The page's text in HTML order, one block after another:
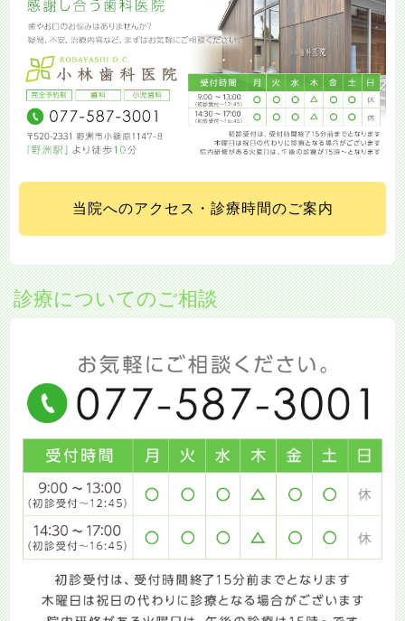
当院へのアクセス・診療時間のご案内
診療についてのご相談